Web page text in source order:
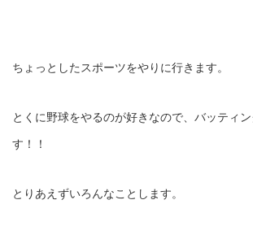
ちょっとしたスポーツをやりに行きます。
とくに野球をやるのが好きなので、バッティ
す！！
とりあえずいろんなことします。